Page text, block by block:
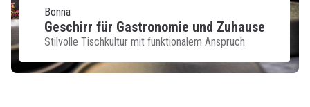
Bonna
Geschirr für Gastronomie und Zuhause
Stilvolle Tischkultur mit funktionalem Anspruch